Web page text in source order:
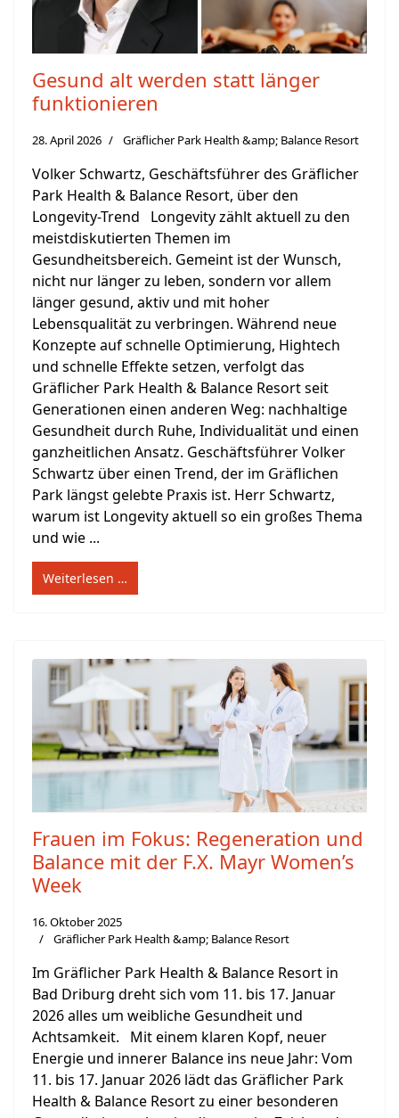
Gesund alt werden statt länger
funktionieren
28. April 2026 Gräflicher Park Health &amp; Balance Resort
Volker Schwartz, Geschäftsführer des Gräflicher
Park Health & Balance Resort, über den
Longevity-Trend Longevity zählt aktuell zu den
meistdiskutierten Themen im
Gesundheitsbereich. Gemeint ist der Wunsch,
nicht nur länger zu leben, sondern vor allem
länger gesund, aktiv und mit hoher
Lebensqualität zu verbringen. Während neue
Konzepte auf schnelle Optimierung, Hightech
und schnelle Effekte setzen, verfolgt das
Gräflicher Park Health & Balance Resort seit
Generationen einen anderen Weg: nachhaltige
Gesundheit durch Ruhe, Individualität und einen
ganzheitlichen Ansatz. Geschäftsführer Volker
Schwartz über einen Trend, der im Gräflichen
Park längst gelebte Praxis ist. Herr Schwartz,
warum ist Longevity aktuell so ein großes Thema
und wie ...
Weiterlesen …
Frauen im Fokus: Regeneration und
Balance mit der F.X. Mayr Women’s
Week
16. Oktober 2025
Gräflicher Park Health &amp; Balance Resort
Im Gräflicher Park Health & Balance Resort in
Bad Driburg dreht sich vom 11. bis 17. Januar
2026 alles um weibliche Gesundheit und
Achtsamkeit. Mit einem klaren Kopf, neuer
Energie und innerer Balance ins neue Jahr: Vom
11. bis 17. Januar 2026 lädt das Gräflicher Park
Health & Balance Resort zu einer besonderen